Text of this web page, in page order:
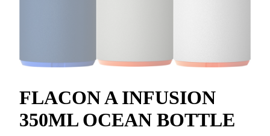
FLACON A INFUSION
350ML OCEAN BOTTLE